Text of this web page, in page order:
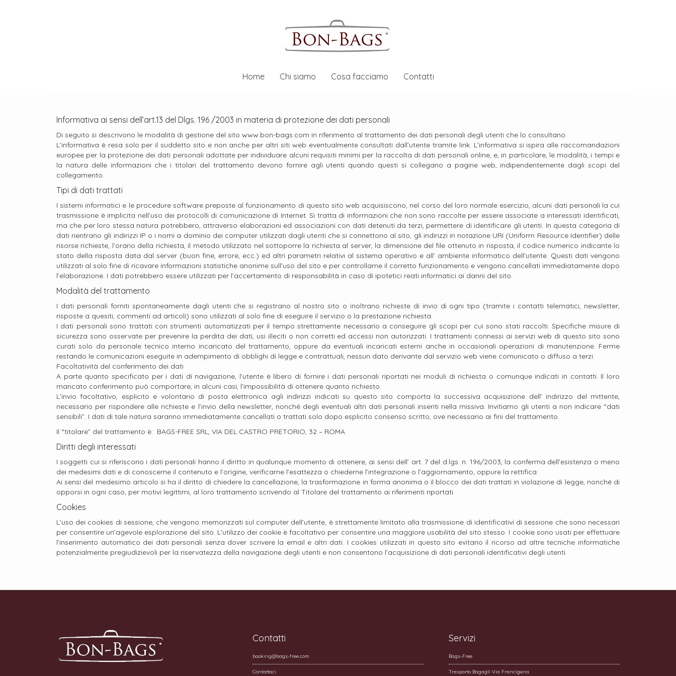
Home Chi siamo Cosa facciamo Contatti
Informativa ai sensi dell’art.13 del Dlgs. 196 /2003 in materia di protezione dei dati personali
Di seguito si descrivono le modalità di gestione del sito www.bon-bags.com in riferimento al trattamento dei dati personali degli utenti che lo consultano.
L’informativa è resa solo per il suddetto sito e non anche per altri siti web eventualmente consultati dall’utente tramite link. L’informativa si ispira alle raccomandazioni
europee per la protezione dei dati personali adottate per individuare alcuni requisiti minimi per la raccolta di dati personali online, e, in particolare, le modalità, i tempi e
la natura delle informazioni che i titolari del trattamento devono fornire agli utenti quando questi si collegano a pagine web, indipendentemente dagli scopi del
collegamento.
Tipi di dati trattati
I sistemi informatici e le procedure software preposte al funzionamento di questo sito web acquisiscono, nel corso del loro normale esercizio, alcuni dati personali la cui
trasmissione è implicita nell’uso dei protocolli di comunicazione di Internet. Si tratta di informazioni che non sono raccolte per essere associate a interessati identificati,
ma che per loro stessa natura potrebbero, attraverso elaborazioni ed associazioni con dati detenuti da terzi, permettere di identificare gli utenti. In questa categoria di
dati rientrano gli indirizzi IP o i nomi a dominio dei computer utilizzati dagli utenti che si connettono al sito, gli indirizzi in notazione URI (Uniform Resource Identifier) delle
risorse richieste, l’orario della richiesta, il metodo utilizzato nel sottoporre la richiesta al server, la dimensione del file ottenuto in risposta, il codice numerico indicante lo
stato della risposta data dal server (buon fine, errore, ecc.) ed altri parametri relativi al sistema operativo e all’ ambiente informatico dell’utente. Questi dati vengono
utilizzati al solo fine di ricavare informazioni statistiche anonime sull’uso del sito e per controllarne il corretto funzionamento e vengono cancellati immediatamente dopo
l’elaborazione. I dati potrebbero essere utilizzati per l’accertamento di responsabilità in caso di ipotetici reati informatici ai danni del sito.
Modalità del trattamento
I dati personali forniti spontaneamente dagli utenti che si registrano al nostro sito o inoltrano richieste di invio di ogni tipo (tramite i contatti telematici, newsletter,
risposte a quesiti, commenti ad articoli) sono utilizzati al solo fine di eseguire il servizio o la prestazione richiesta.
I dati personali sono trattati con strumenti automatizzati per il tempo strettamente necessario a conseguire gli scopi per cui sono stati raccolti. Specifiche misure di
sicurezza sono osservate per prevenire la perdita dei dati, usi illeciti o non corretti ed accessi non autorizzati. I trattamenti connessi ai servizi web di questo sito sono
curati solo da personale tecnico interno incaricato del trattamento, oppure da eventuali incaricati esterni anche in occasionali operazioni di manutenzione. Ferme
restando le comunicazioni eseguite in adempimento di obblighi di legge e contrattuali, nessun dato derivante dal servizio web viene comunicato o diffuso a terzi.
Facoltatività del conferimento dei dati
A parte quanto specificato per i dati di navigazione, l’utente è libero di fornire i dati personali riportati nei moduli di richiesta o comunque indicati in contatti. Il loro
mancato conferimento può comportare, in alcuni casi, l’impossibilità di ottenere quanto richiesto.
L’invio facoltativo, esplicito e volontario di posta elettronica agli indirizzi indicati su questo sito comporta la successiva acquisizione dell’ indirizzo del mittente,
necessario per rispondere alle richieste e l’invio della newsletter, nonché degli eventuali altri dati personali inseriti nella missiva. Invitiamo gli utenti a non indicare “dati
sensibili”. I dati di tale natura saranno immediatamente cancellati o trattati solo dopo esplicito consenso scritto, ove necessario ai fini del trattamento.
Il “titolare” del trattamento è: BAGS-FREE SRL, VIA DEL CASTRO PRETORIO, 32 – ROMA
Diritti degli interessati
I soggetti cui si riferiscono i dati personali hanno il diritto in qualunque momento di ottenere, ai sensi dell’ art. 7 del d.lgs. n. 196/2003, la conferma dell’esistenza o meno
dei medesimi dati e di conoscerne il contenuto e l’origine, verificarne l’esattezza o chiederne l’integrazione o l’aggiornamento, oppure la rettifica.
Ai sensi del medesimo articolo si ha il diritto di chiedere la cancellazione, la trasformazione in forma anonima o il blocco dei dati trattati in violazione di legge, nonché di
opporsi in ogni caso, per motivi legittimi, al loro trattamento scrivendo al Titolare del trattamento ai riferimenti riportati.
Cookies
L’uso dei cookies di sessione, che vengono memorizzati sul computer dell’utente, è strettamente limitato alla trasmissione di identificativi di sessione che sono necessari
per consentire un’agevole esplorazione del sito. L’utilizzo dei cookie è facoltativo per consentire una maggiore usabilità del sito stesso. I cookie sono usati per effettuare
l’inserimento automatico dei dati personali senza dover scrivere la email e altri dati. I cookies utilizzati in questo sito evitano il ricorso ad altre tecniche informatiche
potenzialmente pregiudizievoli per la riservatezza della navigazione degli utenti e non consentono l’acquisizione di dati personali identificativi degli utenti.
Contatti
booking@bags-free.com
Contattaci
Servizi
Bags-Free
Trasporto Bagagli Via Francigena